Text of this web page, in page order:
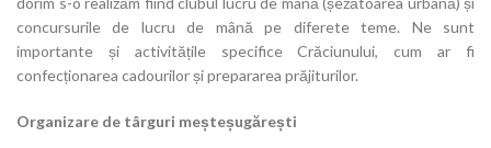
concursurile de lucru de mână pe diferete teme. Ne sunt
importante și activitățile specifice Crăciunului, cum ar fi
confecționarea cadourilor și prepararea prăjiturilor.
Organizare de târguri meșteșugărești